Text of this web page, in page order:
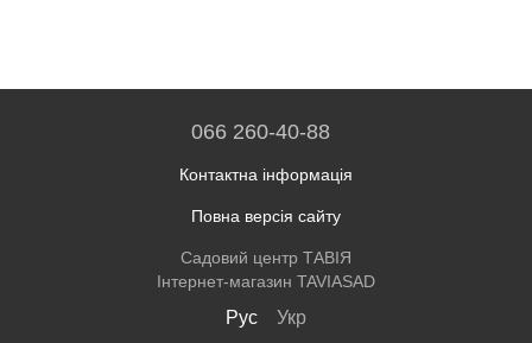
066 260-40-88
Контактна інформація
Повна версія сайту
Садовий центр ТАВІЯ
Інтернет-магазин TAVIASAD
Рус Укр